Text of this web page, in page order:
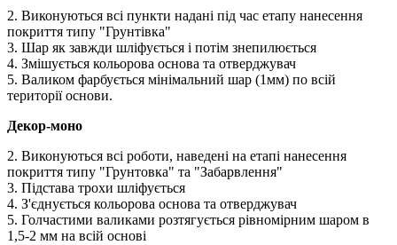
2. Виконуються всі пункти надані під час етапу нанесення
покриття типу "Грунтівка"
3. Шар як завжди шліфується і потім знепилюється
4. Змішується кольорова основа та отверджувач
5. Валиком фарбується мінімальний шар (1мм) по всій
території основи.
Декор-моно
2. Виконуються всі роботи, наведені на етапі нанесення
покриття типу "Грунтовка" та "Забарвлення"
3. Підстава трохи шліфується
4. З'єднується кольорова основа та отверджувач
5. Голчастими валиками розтягується рівномірним шаром в
1,5-2 мм на всій основі